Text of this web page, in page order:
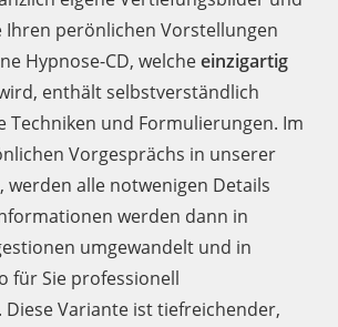
Ihren perönlichen Vorstellungen
Hypnose-CD, welcheeinzigartig
enthält selbstverständlich
Techniken und Formulierungen. Im
Vorgesprächs in unserer
werden alle notwenigen Details
werden dann in
umgewandelt und in
für Sie professionell
Variante ist tiefreichender,